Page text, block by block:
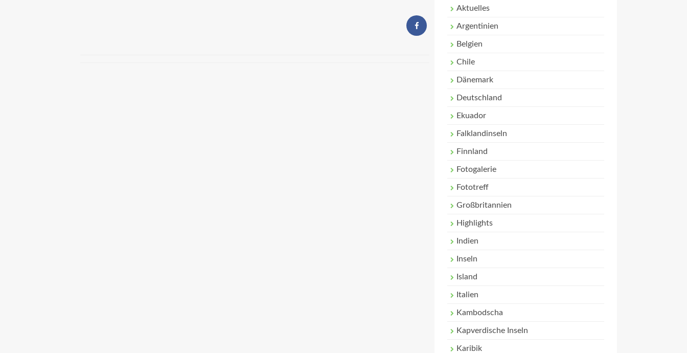
Aktuelles
Argentinien
Belgien
Chile
Dänemark
Deutschland
Ekuador
Falklandinseln
Finnland
Fotogalerie
Fototreff
Großbritannien
Highlights
Indien
Inseln
Island
Italien
Kambodscha
Kapverdische Inseln
Karibik